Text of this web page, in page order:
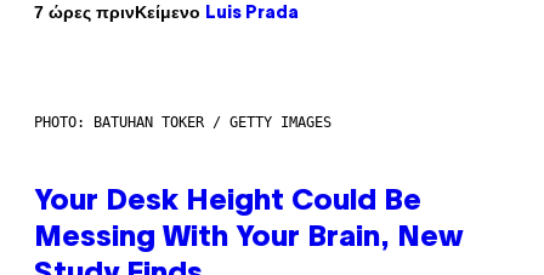
7 ώρες πρινΚείμενο Luis Prada
PHOTO: BATUHAN TOKER / GETTY IMAGES
Your Desk Height Could Be
Messing With Your Brain, New